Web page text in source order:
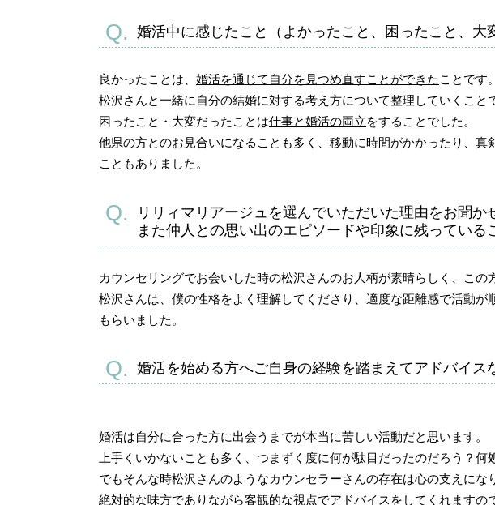
婚活中に感じたこと（よかったこと、困ったこと、
良かったことは、 婚活を通じて自分を見つめ直すことができた ことです。
松沢さんと一緒に自分の結婚に対する考え方について整理していくことで
困ったこと・大変だったことは仕事と婚活の両立をすることでした。
他県の方とのお見合いになることも多く、移動に時間がかかったり、
こともありました。
リリィマリアージュを選んでいただいた理由をお聞か
また仲人との思い出のエピソードや印象に残っている
カウンセリングでお会いした時の松沢さんのお人柄が素晴らしく、この
松沢さんは、僕の性格をよく理解してくださり、適度な距離感で活動
もらいました。
婚活を始める方へご自身の経験を踏まえてアドバイス
婚活は自分に合った方に出会うまでが本当に苦しい活動だと思います。
上手くいかないことも多く、つまずく度に何が駄目だったのだろう？何
でもそんな時松沢さんのようなカウンセラーさんの存在は心の支えにな
絶対的な味方でありながら客観的な視点でアドバイスをしてくれます